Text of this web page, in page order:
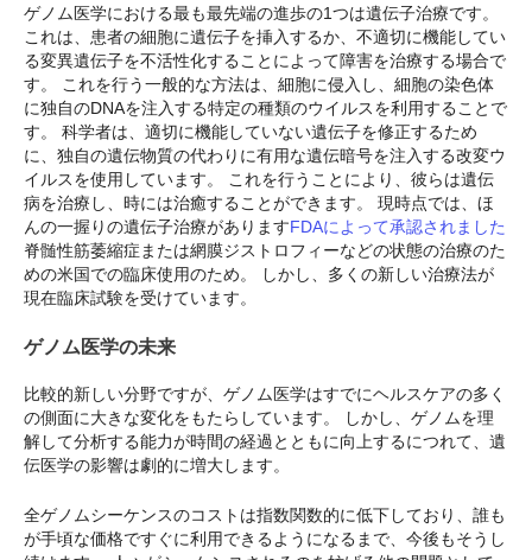
ゲノム医学における最も最先端の進歩の1つは遺伝子治療です。
これは、患者の細胞に遺伝子を挿入するか、不適切に機能してい
る変異遺伝子を不活性化することによって障害を治療する場合で
す。 これを行う一般的な方法は、細胞に侵入し、細胞の染色体
に独自のDNAを注入する特定の種類のウイルスを利用することで
す。 科学者は、適切に機能していない遺伝子を修正するため
に、独自の遺伝物質の代わりに有用な遺伝暗号を注入する改変ウ
イルスを使用しています。 これを行うことにより、彼らは遺伝
病を治療し、時には治癒することができます。 現時点では、ほ
んの一握りの遺伝子治療がありますFDAによって承認されました
脊髄性筋萎縮症または網膜ジストロフィーなどの状態の治療のた
めの米国での臨床使用のため。 しかし、多くの新しい治療法が
現在臨床試験を受けています。
ゲノム医学の未来
比較的新しい分野ですが、ゲノム医学はすでにヘルスケアの多く
の側面に大きな変化をもたらしています。 しかし、ゲノムを理
解して分析する能力が時間の経過とともに向上するにつれて、遺
伝医学の影響は劇的に増大します。
全ゲノムシーケンスのコストは指数関数的に低下しており、誰も
が手頃な価格ですぐに利用できるようになるまで、今後もそうし